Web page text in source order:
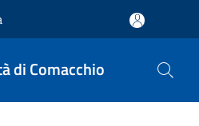
di Comacchio